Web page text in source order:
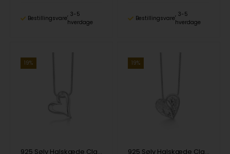
Bestillingsvare
3-5
hverdage
Bestillingsvare
3-5
hverdage
19%
925 Sølv Halskæde Classic med Blank overflade fra Randers Sølv
19%
925 Sølv Halskæde Classic med Blank overflade fra Randers Sølv